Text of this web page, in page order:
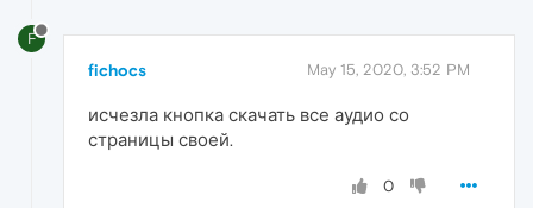
F
fichocs May 15, 2020, 3:52 PM
исчезла кнопка скачать все аудио со
страницы своей.
0